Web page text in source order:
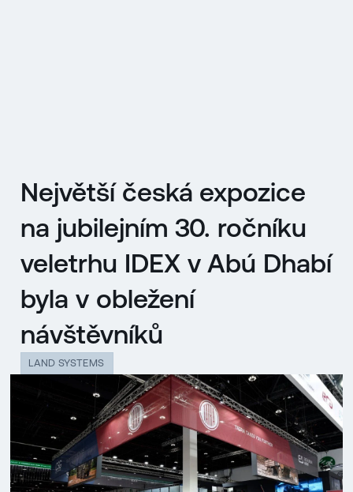
Největší česká expozice
na jubilejním 30. ročníku
veletrhu IDEX v Abú Dhabí
byla v obležení
návštěvníků
LAND SYSTEMS